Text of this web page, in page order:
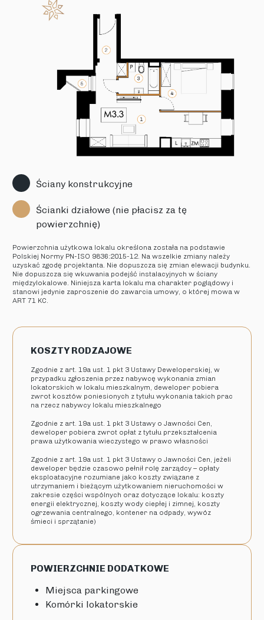
Ściany konstrukcyjne
Ścianki działowe (nie płacisz za tę
powierzchnię)
Powierzchnia użytkowa lokalu określona została na podstawie
Polskiej Normy PN-ISO 9836:2015-12. Na wszelkie zmiany należy
uzyskać zgodę projektanta. Nie dopuszcza się zmian elewacji budynku.
Nie dopuszcza się wkuwania podejść instalacyjnych w ściany
międzylokalowe. Niniejsza karta lokalu ma charakter poglądowy i
stanowi jedynie zaproszenie do zawarcia umowy, o której mowa w
ART 71 KC.
KOSZTY RODZAJOWE
Zgodnie z art. 19a ust. 1 pkt 3 Ustawy Deweloperskiej, w
przypadku zgłoszenia przez nabywcę wykonania zmian
lokatorskich w lokalu mieszkalnym, deweloper pobiera
zwrot kosztów poniesionych z tytułu wykonania takich prac
na rzecz nabywcy lokalu mieszkalnego
Zgodnie z art. 19a ust. 1 pkt 3 Ustawy o Jawności Cen,
deweloper pobiera zwrot opłat z tytułu przekształcenia
prawa użytkowania wieczystego w prawo własności
Zgodnie z art. 19a ust. 1 pkt 3 Ustawy o Jawności Cen, jeżeli
deweloper będzie czasowo pełnił rolę zarządcy – opłaty
eksploatacyjne rozumiane jako koszty związane z
utrzymaniem i bieżącym użytkowaniem nieruchomości w
zakresie części wspólnych oraz dotyczące lokalu: koszty
energii elektrycznej, koszty wody ciepłej i zimnej, koszty
ogrzewania centralnego, kontener na odpady, wywóz
śmieci i sprzątanie)
POWIERZCHNIE DODATKOWE
Miejsca parkingowe
Komórki lokatorskie